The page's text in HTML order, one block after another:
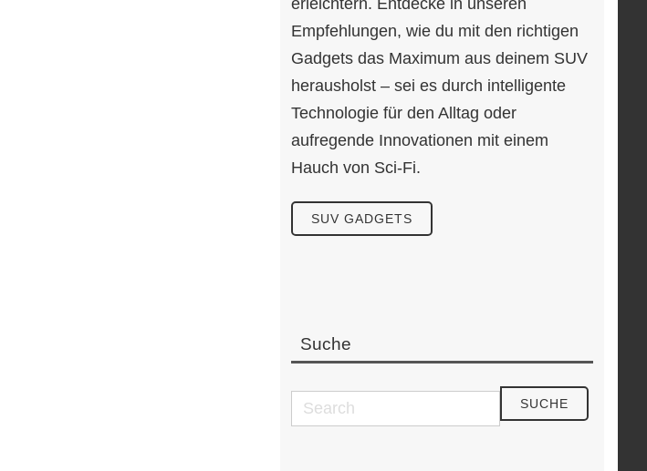
Empfehlungen, wie du mit den richtigen
Gadgets das Maximum aus deinem SUV
herausholst – sei es durch intelligente
Technologie für den Alltag oder
aufregende Innovationen mit einem
Hauch von Sci-Fi.
SUV GADGETS
Suche